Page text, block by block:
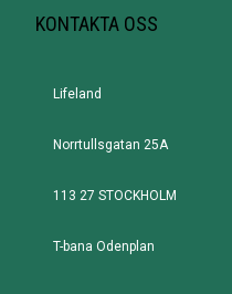
KONTAKTA OSS
Lifeland
Norrtullsgatan 25A
113 27 STOCKHOLM
T-bana Odenplan